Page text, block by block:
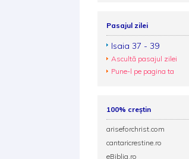
Pasajul zilei
Isaia 37 - 39
Ascultă pasajul zilei
Pune-l pe pagina ta
100% creștin
ariseforchrist.com
cantaricrestine.ro
eBiblia.ro